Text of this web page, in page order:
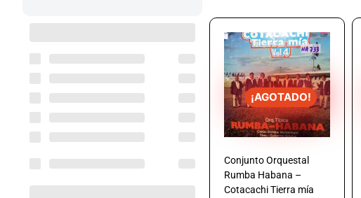
¡AGOTADO!
Conjunto Orquestal
Rumba Habana –
Cotacachi Tierra mía